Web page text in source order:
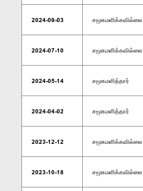
2024-09-03 சமூகமளிக்கவில்லை
2024-07-10 சமூகமளிக்கவில்லை
2024-05-14 சமூகமளித்தார்
2024-04-02 சமூகமளித்தார்
2023-12-12 சமூகமளிக்கவில்லை
2023-10-18 சமூகமளிக்கவில்லை